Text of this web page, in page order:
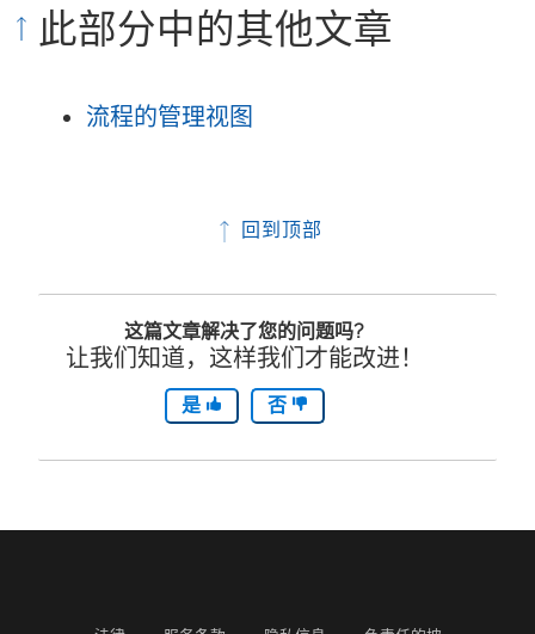
此部分中的其他文章
流程的管理视图
回到顶部
这篇文章解决了您的问题吗?
让我们知道，这样我们才能改进！
是 否